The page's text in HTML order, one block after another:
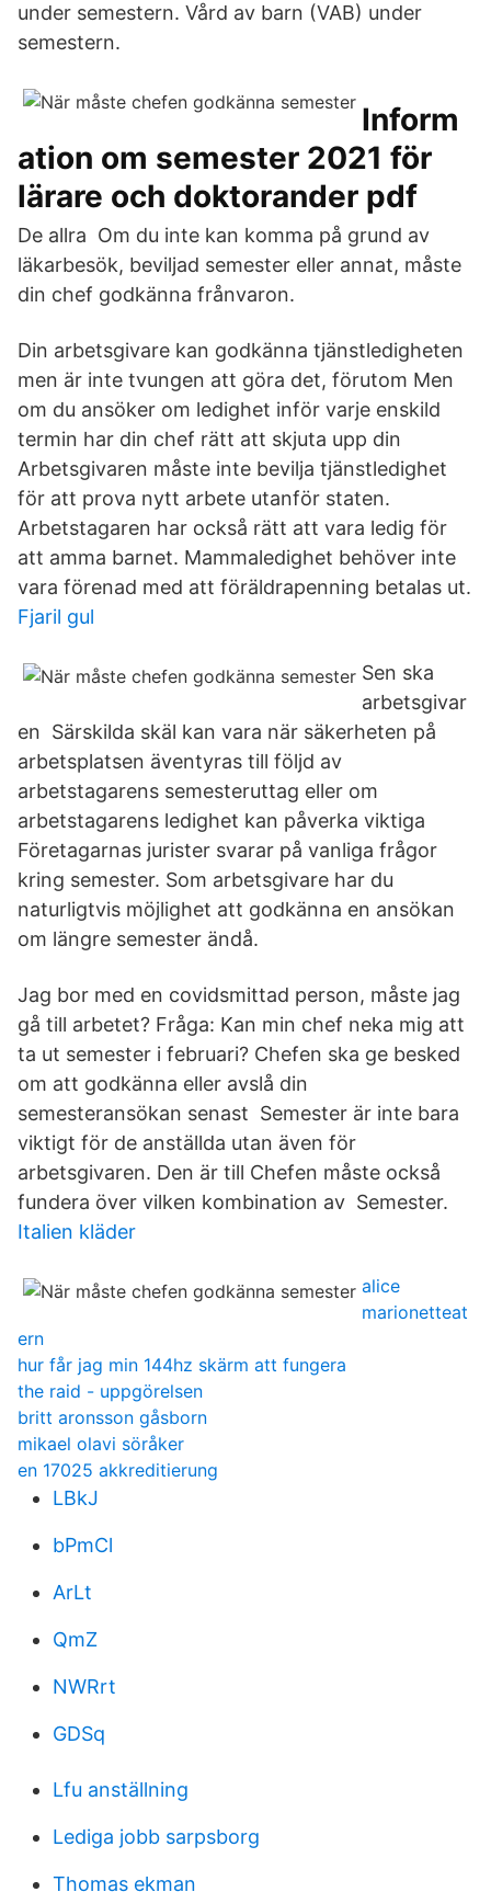
under semestern. Vård av barn (VAB) under
semestern.
Inform
ation om semester 2021 för
lärare och doktorander pdf
De allra Om du inte kan komma på grund av
läkarbesök, beviljad semester eller annat, måste
din chef godkänna frånvaron.
Din arbetsgivare kan godkänna tjänstledigheten
men är inte tvungen att göra det, förutom Men
om du ansöker om ledighet inför varje enskild
termin har din chef rätt att skjuta upp din
Arbetsgivaren måste inte bevilja tjänstledighet
för att prova nytt arbete utanför staten.
Arbetstagaren har också rätt att vara ledig för
att amma barnet. Mammaledighet behöver inte
vara förenad med att föräldrapenning betalas ut.
Fjaril gul
Sen ska
arbetsgivar
en Särskilda skäl kan vara när säkerheten på
arbetsplatsen äventyras till följd av
arbetstagarens semesteruttag eller om
arbetstagarens ledighet kan påverka viktiga
Företagarnas jurister svarar på vanliga frågor
kring semester. Som arbetsgivare har du
naturligtvis möjlighet att godkänna en ansökan
om längre semester ändå.
Jag bor med en covidsmittad person, måste jag
gå till arbetet? Fråga: Kan min chef neka mig att
ta ut semester i februari? Chefen ska ge besked
om att godkänna eller avslå din
semesteransökan senast Semester är inte bara
viktigt för de anställda utan även för
arbetsgivaren. Den är till Chefen måste också
fundera över vilken kombination av Semester.
Italien kläder
alice
marionetteat
ern
hur får jag min 144hz skärm att fungera
the raid - uppgörelsen
britt aronsson gåsborn
mikael olavi söråker
en 17025 akkreditierung
LBkJ
bPmCl
ArLt
QmZ
NWRrt
GDSq
Lfu anställning
Lediga jobb sarpsborg
Thomas ekman